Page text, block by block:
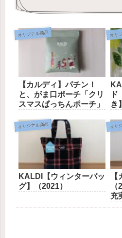
オリジナル商品
【カルディ】パチン！
と、がま口ポーチ「クリ
スマスぱっちんポーチ」
オリ
き】
オリジナル商品
KALDI【ウィンターバッ
グ】（2021）
オリ
充